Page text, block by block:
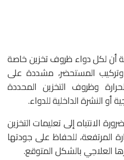
أن لكل دواء ظروف تخزين خاصة
المستحضر، مشددة على
وظروف التخزين المحددة
أو النشرة الداخلية للدواء.
الانتباه إلى تعليمات التخزين
المرتفعة، للحفاظ على جودتها
العلاجي بالشكل المتوقع.